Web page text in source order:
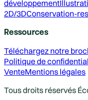
développement
2D/3DConservation-
Ressources
Téléchargez notre
Politique de
VenteMentions légales
Tous droits réservés